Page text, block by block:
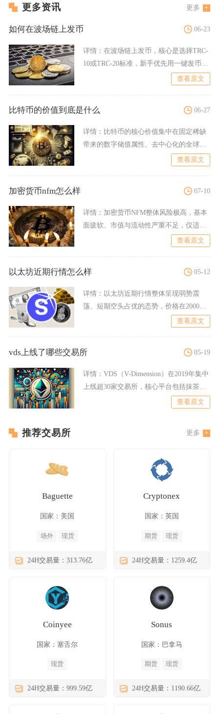
更多资讯 更多
如何在波场链上发币 06-23
详情： 在波场链上发币，核心是选择TRC-
10或TRC-20标准，新手优先用一键发币平
查看原文
比特币的价值到底是什么 06-27
详情： 比特币的核心价值集中在固定稀缺
带来的数字储值属性、去中心化的全球支
查看原文
加密货币nfm怎么样 07-10
详情： 加密货币NFM整体风险极高，基本
面疲软、市值与流动性严重不足，仅适合
查看原文
以太坊近期行情怎么样 05-12
详情： 以太坊近期行情整体呈现弱势震
荡、短期空头占优的态势，价格在2000美
查看原文
vds上线了哪些交易所 05-19
详情： VDS（V-Dimension）在2019年集中
上线超30家交易所，核心平台包括抹茶
查看原文
推荐交易所 更多
Baguette
国家：美国
场外 现货
24H交易量：313.76亿
Cryptonex
国家：英国
期货 现货
24H交易量：1259.4亿
Coinyee
国家：塞舌尔
现货
24H交易量：999.59亿
Sonus
国家：巴拿马
期货 现货
24H交易量：1190.66亿